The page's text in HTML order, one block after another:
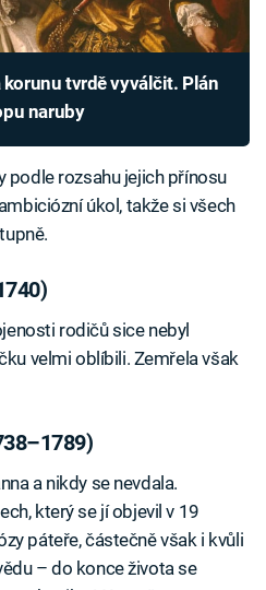
tvrdě vyválčit. Plán
naruby
podle rozsahu jejich přínosu
úkol, takže si všech
rodičů sice nebyl
velmi oblíbili. Zemřela však
a nikdy se nevdala.
který se jí objevil v 19
páteře, částečně však i kvůli
– do konce života se